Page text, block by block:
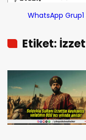
WhatsApp Grup1
Etiket: